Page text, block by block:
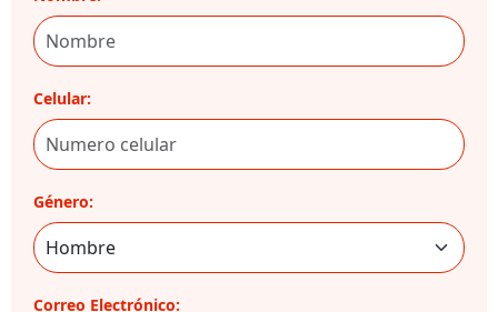
Celular:
Género:
Correo Electrónico: